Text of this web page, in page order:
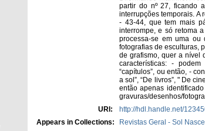
partir do nº 27, ficando
interrupções temporais. A
- 43-44, que tem mais
interrompe, e só retoma
processa-se em uma ou
fotografias de esculturas,
de grafismo, quer a nível
características: -
“capítulos”, ou então, -
a sol”, “De livros”, " De
então apenas
gravuras/desenhos/
URI:
http://hdl.handle.net/
Appears in Collections:
Revistas Geral - Sol